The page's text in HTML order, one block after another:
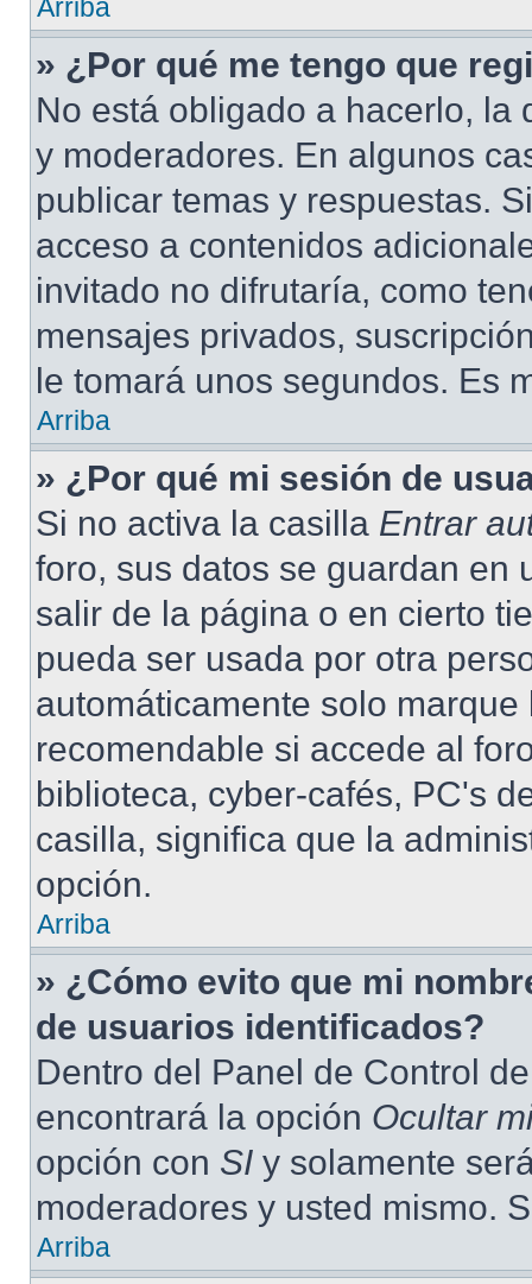
Arriba
» ¿Por qué me tengo que
No está obligado a hacerlo, la
y moderadores. En algunos
publicar temas y respuestas.
acceso a contenidos
invitado no difrutaría, como
mensajes privados,
le tomará unos segundos. Es
Arriba
» ¿Por qué mi sesión de
Si no activa la casilla Entrar
foro, sus datos se guardan en
salir de la página o en cierto
pueda ser usada por otra
automáticamente solo
recomendable si accede al
biblioteca, cyber-cafés, PC's
casilla, significa que la
opción.
Arriba
» ¿Cómo evito que mi
de usuarios identificados?
Dentro del Panel de Control
encontrará la opción Ocultar
opción con SI y solamente
moderadores y usted mismo.
Arriba